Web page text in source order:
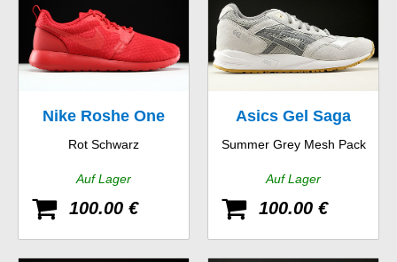
Nike Roshe One
Hyp
Rot Schwarz
Auf Lager
100.00 €
Asics Gel Saga
Summer Grey Mesh Pack
Auf Lager
100.00 €